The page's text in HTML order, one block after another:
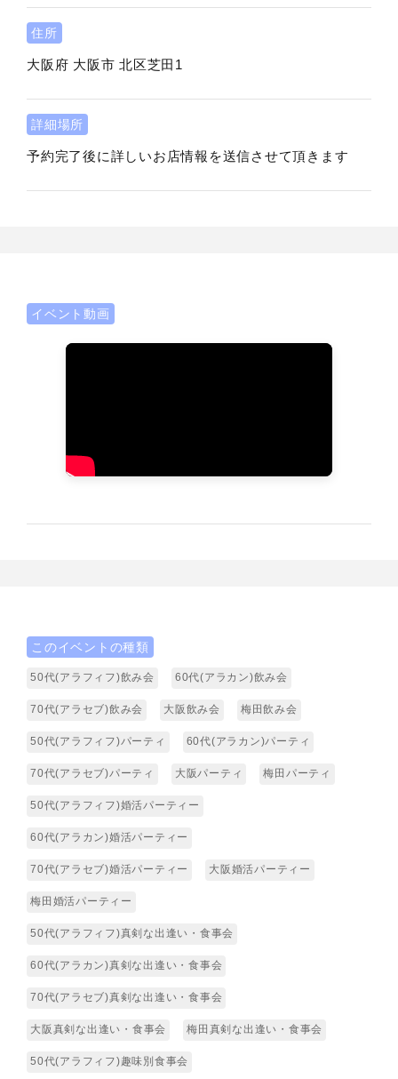
住所
大阪府 大阪市 北区芝田1
詳細場所
予約完了後に詳しいお店情報を送信させて頂きます
イベント動画
このイベントの種類
50代(アラフィフ)飲み会 60代(アラカン)飲み会
70代(アラセブ)飲み会 大阪飲み会 梅田飲み会
50代(アラフィフ)パーティ 60代(アラカン)パーティ
70代(アラセブ)パーティ 大阪パーティ 梅田パーティ
50代(アラフィフ)婚活パーティー
60代(アラカン)婚活パーティー
70代(アラセブ)婚活パーティー 大阪婚活パーティー
梅田婚活パーティー
50代(アラフィフ)真剣な出逢い・食事会
60代(アラカン)真剣な出逢い・食事会
70代(アラセブ)真剣な出逢い・食事会
大阪真剣な出逢い・食事会 梅田真剣な出逢い・食事会
50代(アラフィフ)趣味別食事会